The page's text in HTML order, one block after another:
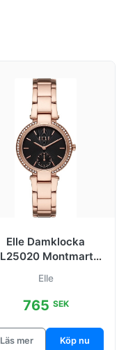
Lader
Elle Damklocka
Montmartre
stål Ø32 mm
Elle
765 SEK
Läs mer Köp nu